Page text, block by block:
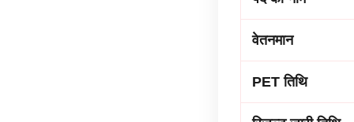
वेतनमान
PET तिथि